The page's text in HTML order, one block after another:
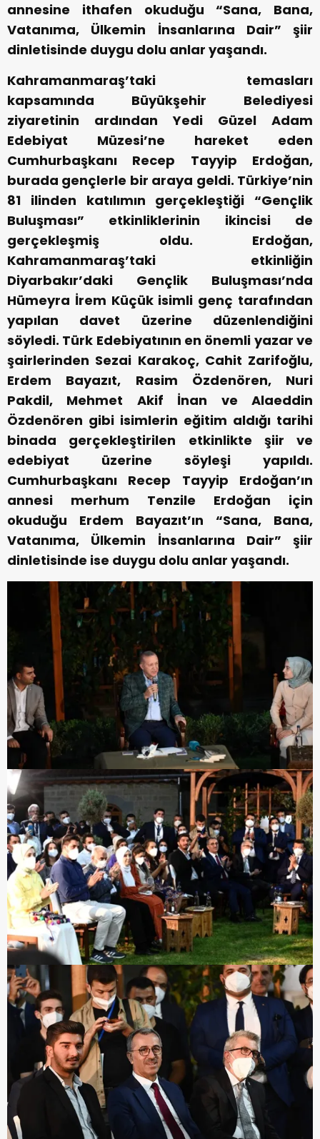
annesine ithafen okuduğu “Sana, Bana,
Vatanıma, Ülkemin İnsanlarına Dair” şiir
dinletisinde duygu dolu anlar yaşandı.
Kahramanmaraş’taki temasları
kapsamında Büyükşehir Belediyesi
ziyaretinin ardından Yedi Güzel Adam
Edebiyat Müzesi’ne hareket eden
Cumhurbaşkanı Recep Tayyip Erdoğan,
burada gençlerle bir araya geldi. Türkiye’nin
81 ilinden katılımın gerçekleştiği “Gençlik
Buluşması” etkinliklerinin ikincisi de
gerçekleşmiş oldu. Erdoğan,
Kahramanmaraş’taki etkinliğin
Diyarbakır’daki Gençlik Buluşması’nda
Hümeyra İrem Küçük isimli genç tarafından
yapılan davet üzerine düzenlendiğini
söyledi. Türk Edebiyatının en önemli yazar ve
şairlerinden Sezai Karakoç, Cahit Zarifoğlu,
Erdem Bayazıt, Rasim Özdenören, Nuri
Pakdil, Mehmet Akif İnan ve Alaeddin
Özdenören gibi isimlerin eğitim aldığı tarihi
binada gerçekleştirilen etkinlikte şiir ve
edebiyat üzerine söyleşi yapıldı.
Cumhurbaşkanı Recep Tayyip Erdoğan’ın
annesi merhum Tenzile Erdoğan için
okuduğu Erdem Bayazıt’ın “Sana, Bana,
Vatanıma, Ülkemin İnsanlarına Dair” şiir
dinletisinde ise duygu dolu anlar yaşandı.